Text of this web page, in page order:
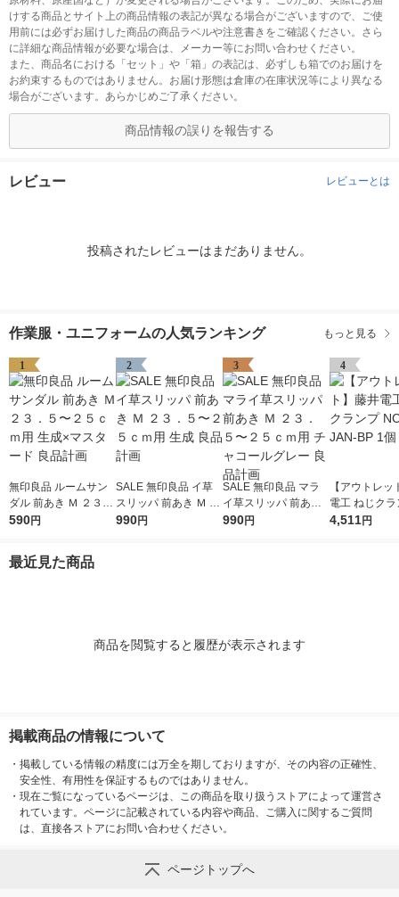
けする商品とサイト上の商品情報の表記が異なる場合がございますので、ご使
用前には必ずお届けした商品の商品ラベルや注意書きをご確認ください。さら
に詳細な商品情報が必要な場合は、メーカー等にお問い合わせください。
また、商品名における「セット」や「箱」の表記は、必ずしも箱でのお届けを
お約束するものではありません。お届け形態は倉庫の在庫状況等により異なる
場合がございます。あらかじめご了承ください。
商品情報の誤りを報告する
レビュー レビューとは
投稿されたレビューはまだありません。
作業服・ユニフォームの人気ランキング もっと見る
1
無印良品 ルームサン
ダル 前あき Ｍ ２３．
５〜２５ｃｍ用 生成×
590円
2
SALE 無印良品 イ草
スリッパ 前あき Ｍ ２
３．５〜２５ｃｍ用
990円
3
SALE 無印良品 マラ
イ草スリッパ 前あき
Ｍ ２３．５〜２５ｃ
990円
4
【アウトレッ
電工 ねじク
-43-JAN-BP 1
4,511円
最近見た商品
商品を閲覧すると履歴が表示されます
掲載商品の情報について
・ 掲載している情報の精度には万全を期しておりますが、その内容の正確性、
安全性、有用性を保証するものではありません。
・ 現在ご覧になっているページは、この商品を取り扱うストアによって運営さ
れています。ページに記載されている内容や商品、ご購入に関するご質問
は、直接各ストアにお問い合わせください。
ページトップへ